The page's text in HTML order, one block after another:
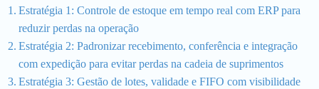
Estratégia 1: Controle de estoque em tempo real com ERP para
reduzir perdas na operação
Estratégia 2: Padronizar recebimento, conferência e integração
com expedição para evitar perdas na cadeia de suprimentos
Estratégia 3: Gestão de lotes, validade e FIFO com visibilidade